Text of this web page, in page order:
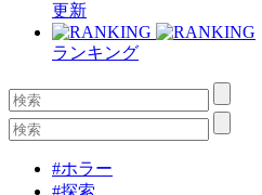
更新
ランキング
#ホラー
#探索